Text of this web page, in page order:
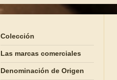
Colección
Las marcas comerciales
Denominación de Origen